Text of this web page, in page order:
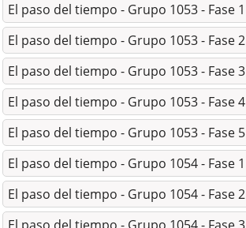
El paso del tiempo - Grupo 1053 - Fase 1
El paso del tiempo - Grupo 1053 - Fase 2
El paso del tiempo - Grupo 1053 - Fase 3
El paso del tiempo - Grupo 1053 - Fase 4
El paso del tiempo - Grupo 1053 - Fase 5
El paso del tiempo - Grupo 1054 - Fase 1
El paso del tiempo - Grupo 1054 - Fase 2